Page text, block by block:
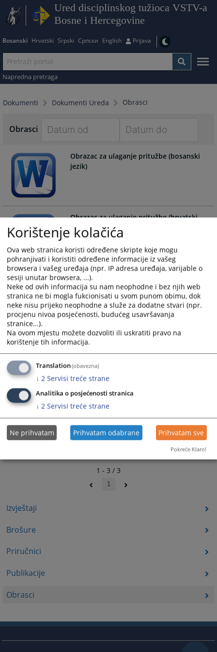
Ured disciplinskog tužioca VSTV-a
Bosne i Hercegovine
Bosanski Hrvatski Srpski Српски English Prijava
Napredna pretraga
Dokumenti Dokumenti Ureda Obrasci
Izvještaji
Brošure
Priručnici
Publikacije
Obrasci
Obrasci
forward
to
interact
with
the
and
select
date.
Press
the
question
mark
key
to
get
the
for
changing
dates.
forward
and
select
date.
Press
the
question
mark
key
to
the
dates.
Obrazac za ulaganje pritužbe (bosanski
jezik)
Obrazac za ulaganje pritužbe (hrvatski
jezik)
Formular za ulaganje pritužbe (srpski
jezik)
1 - 3 / 3
1
Korištenje kolačića
Ova web stranica koristi određene skripte koje mogu
pohranjivati i koristiti određene informacije iz vašeg
browsera i vašeg uređaja (npr. IP adresa uređaja, varijable o
sesiji unutar browsera, ...).
Neke od ovih informacija su nam neophodne i bez njih web
stranica ne bi mogla fukcionisati u svom punom obimu, dok
neke nisu prijeko neophodne a služe za dodatne stvari (npr.
procjenu nivoa posjećenosti, budućeg usavršavanja
stranice...).
Na ovom mjestu možete dozvoliti ili uskratiti pravo na
korištenje tih informacija.
Translation(obavezna)
↓ 2 Servisi treće strane
Analitika o posjećenosti stranica
↓ 2 Servisi treće strane
Ne prihvatam Prihvatam odabrane Prihvatam sve
Pokreće Klaro!